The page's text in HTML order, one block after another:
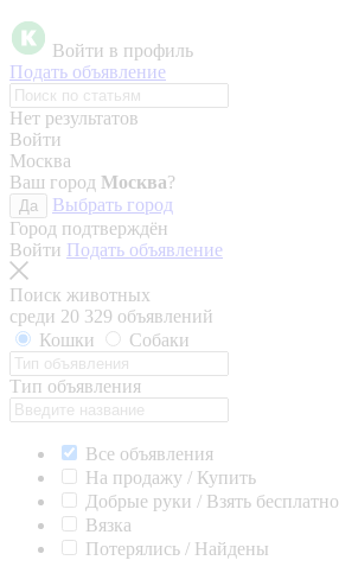
Войти в профиль
Подать объявление
Нет результатов
Войти
Москва
Ваш город Москва?
Да
Выбрать город
Город подтверждён
Войти Подать объявление
Поиск животных
среди 20 329 объявлений
Кошки
Собаки
Тип объявления
Все объявления
На продажу / Купить
Добрые руки / Взять бесплатно
Вязка
Потерялись / Найдены